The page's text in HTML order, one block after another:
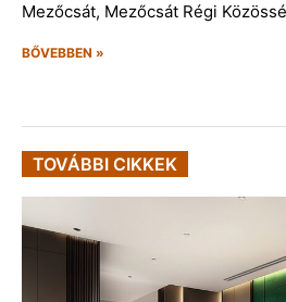
Mezőcsát, Mezőcsát Régi
BŐVEBBEN »
TOVÁBBI CIKKEK